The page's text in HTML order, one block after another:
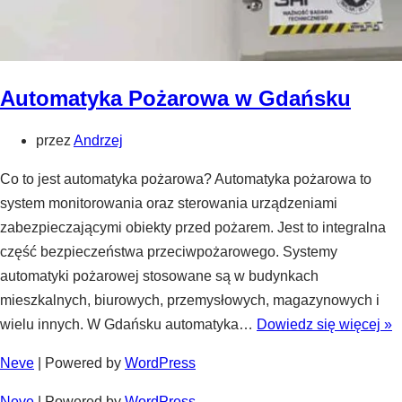
Automatyka Pożarowa w Gdańsku
przez Andrzej
Co to jest automatyka pożarowa? Automatyka pożarowa to
system monitorowania oraz sterowania urządzeniami
zabezpieczającymi obiekty przed pożarem. Jest to integralna
część bezpieczeństwa przeciwpożarowego. Systemy
automatyki pożarowej stosowane są w budynkach
mieszkalnych, biurowych, przemysłowych, magazynowych i
wielu innych. W Gdańsku automatyka… Dowiedz się więcej »
Neve | Powered by WordPress